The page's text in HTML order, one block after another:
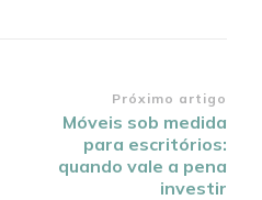
Próximo artigo
Móveis sob medida
para escritórios:
quando vale a pena
investir